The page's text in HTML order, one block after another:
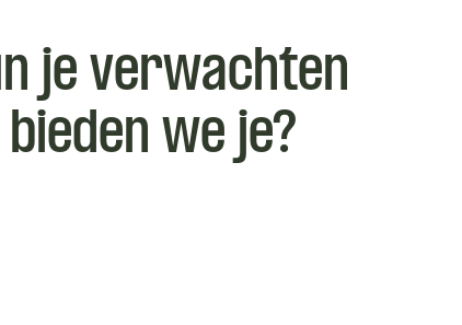
je verwachten
we je?